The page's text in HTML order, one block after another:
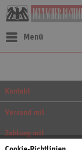
Menü
Kontakt
Versand mit
Zahlung mit